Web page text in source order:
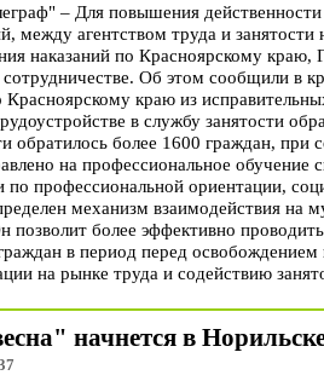
– Для повышения действенности
между агентством труда и
наказаний по Красноярскому
Об этом сообщили в
краю из
в службу занятости
обратилось более 1600 граждан, при
на профессиональное
по профессиональной ориентации,
механизм взаимодействия на
более эффективно
в период перед
на рынке труда и содействию
начнется в